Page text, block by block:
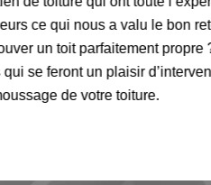
ce qui nous a valu le bon
un toit parfaitement propre ?
feront un plaisir d’intervenir
de votre toiture.